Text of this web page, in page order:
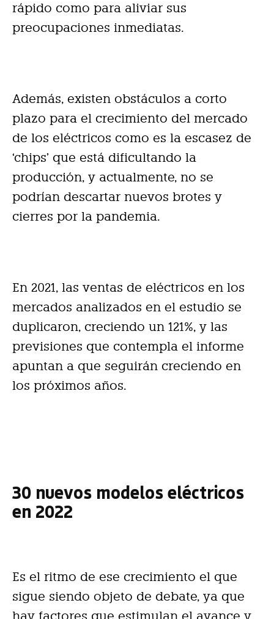
rápido como para aliviar sus
preocupaciones inmediatas.
Además, existen obstáculos a corto
plazo para el crecimiento del mercado
de los eléctricos como es la escasez de
‘chips’ que está dificultando la
producción, y actualmente, no se
podrían descartar nuevos brotes y
cierres por la pandemia.
En 2021, las ventas de eléctricos en los
mercados analizados en el estudio se
duplicaron, creciendo un 121%, y las
previsiones que contempla el informe
apuntan a que seguirán creciendo en
los próximos años.
30 nuevos modelos eléctricos
en 2022
Es el ritmo de ese crecimiento el que
sigue siendo objeto de debate, ya que